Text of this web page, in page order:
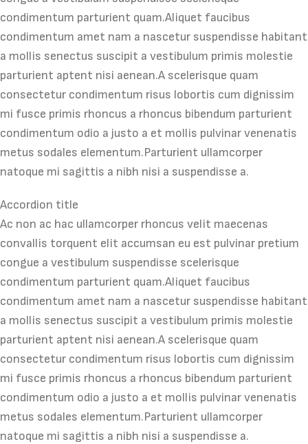
condimentum parturient quam.Aliquet faucibus
condimentum amet nam a nascetur suspendisse habitant
a mollis senectus suscipit a vestibulum primis molestie
parturient aptent nisi aenean.A scelerisque quam
consectetur condimentum risus lobortis cum dignissim
mi fusce primis rhoncus a rhoncus bibendum parturient
condimentum odio a justo a et mollis pulvinar venenatis
metus sodales elementum.Parturient ullamcorper
natoque mi sagittis a nibh nisi a suspendisse a.
Accordion title
Ac non ac hac ullamcorper rhoncus velit maecenas
convallis torquent elit accumsan eu est pulvinar pretium
congue a vestibulum suspendisse scelerisque
condimentum parturient quam.Aliquet faucibus
condimentum amet nam a nascetur suspendisse habitant
a mollis senectus suscipit a vestibulum primis molestie
parturient aptent nisi aenean.A scelerisque quam
consectetur condimentum risus lobortis cum dignissim
mi fusce primis rhoncus a rhoncus bibendum parturient
condimentum odio a justo a et mollis pulvinar venenatis
metus sodales elementum.Parturient ullamcorper
natoque mi sagittis a nibh nisi a suspendisse a.